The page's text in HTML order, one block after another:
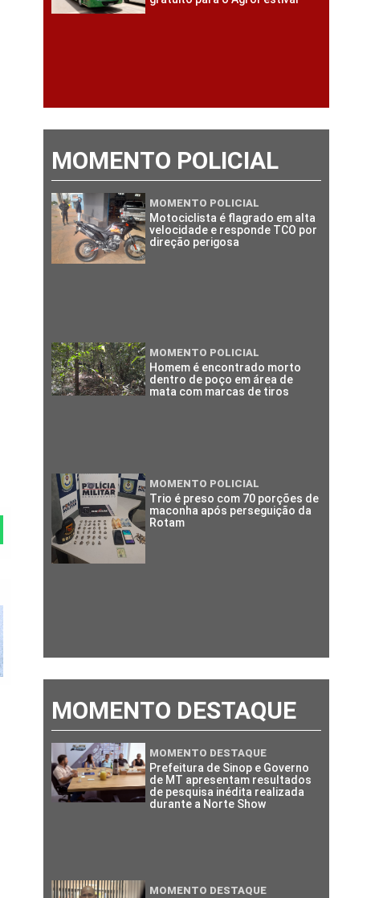
MOMENTO POLICIAL
MOMENTO POLICIAL
Motociclista é flagrado em alta
velocidade e responde TCO por
direção perigosa
MOMENTO POLICIAL
Homem é encontrado morto
dentro de poço em área de
mata com marcas de tiros
MOMENTO POLICIAL
Trio é preso com 70 porções de
maconha após perseguição da
Rotam
MOMENTO DESTAQUE
MOMENTO DESTAQUE
Prefeitura de Sinop e Governo
de MT apresentam resultados
de pesquisa inédita realizada
durante a Norte Show
MOMENTO DESTAQUE